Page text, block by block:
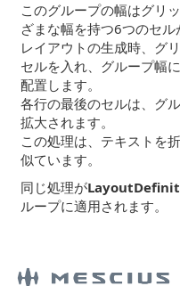
このグループの幅はグリ
ざまな幅を持つ6つのセル
レイアウトの生成時、グ
セルを入れ、グループ幅
配置します。
各行の最後のセルは、グ
拡大されます。
この処理は、テキストを
似ています。
同じ処理が
ループに適用されます。